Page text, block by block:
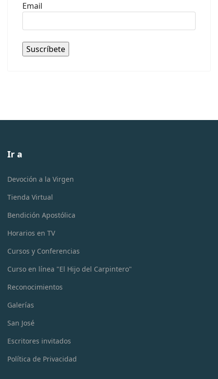
Email
Ir a
Devoción a la Virgen
Tienda Virtual
Bendición Apostólica
Horarios en TV
Cursos y Conferencias
Curso en línea "El Hijo del Carpintero"
Reconocimientos
Galerías
San José
Escritores invitados
Política de Privacidad